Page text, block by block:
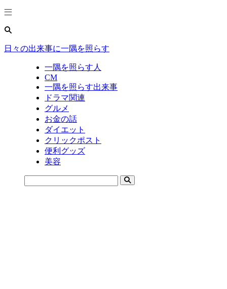
日々の出来事に一隅を照らす
一隅を照らす人
CM
一隅を照らす出来事
ドラマ関連
グルメ
お金の話
ダイエット
クリックポスト
便利グッズ
美容